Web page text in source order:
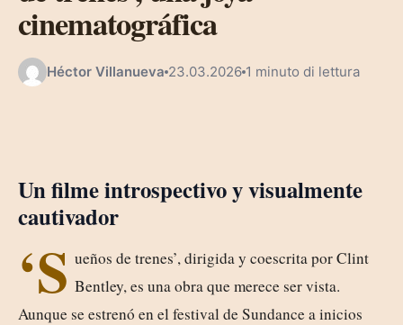
cinematográfica
Héctor Villanueva 23.03.2026 1 minuto di lettura
Un filme introspectivo y visualmente
cautivador
‘S ueños de trenes’, dirigida y coescrita por Clint
Bentley, es una obra que merece ser vista.
Aunque se estrenó en el festival de Sundance a inicios